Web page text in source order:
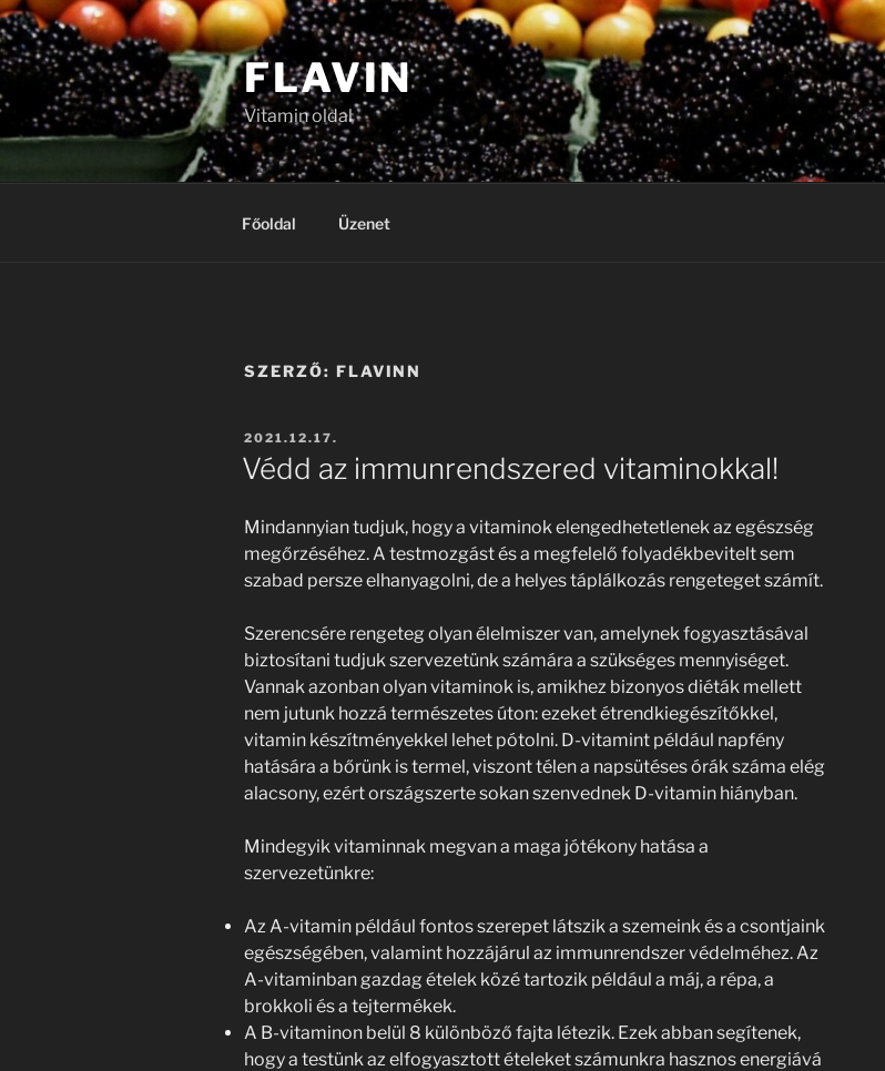
Tartalomhoz
FLAVIN
Vitamin oldal
Főoldal Üzenet
SZERZŐ: FLAVINN
BEKÜLDVE:
2021.12.17.
Védd az immunrendszered vitaminokkal!
Mindannyian tudjuk, hogy a vitaminok elengedhetetlenek az egészség
megőrzéséhez. A testmozgást és a megfelelő folyadékbevitelt sem
szabad persze elhanyagolni, de a helyes táplálkozás rengeteget számít.
Szerencsére rengeteg olyan élelmiszer van, amelynek fogyasztásával
biztosítani tudjuk szervezetünk számára a szükséges mennyiséget.
Vannak azonban olyan vitaminok is, amikhez bizonyos diéták mellett
nem jutunk hozzá természetes úton: ezeket étrendkiegészítőkkel,
vitamin készítményekkel lehet pótolni. D-vitamint például napfény
hatására a bőrünk is termel, viszont télen a napsütéses órák száma elég
alacsony, ezért országszerte sokan szenvednek D-vitamin hiányban.
Mindegyik vitaminnak megvan a maga jótékony hatása a
szervezetünkre:
Az A-vitamin például fontos szerepet látszik a szemeink és a csontjaink
egészségében, valamint hozzájárul az immunrendszer védelméhez. Az
A-vitaminban gazdag ételek közé tartozik például a máj, a répa, a
brokkoli és a tejtermékek.
A B-vitaminon belül 8 különböző fajta létezik. Ezek abban segítenek,
hogy a testünk az elfogyasztott ételeket számunkra hasznos energiává